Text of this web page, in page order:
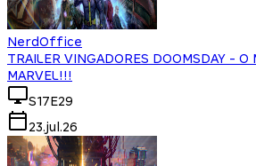
NerdOffice
TRAILER VINGADORES DOOMSDAY - O
MARVEL!!!
S17E29
23.jul.26